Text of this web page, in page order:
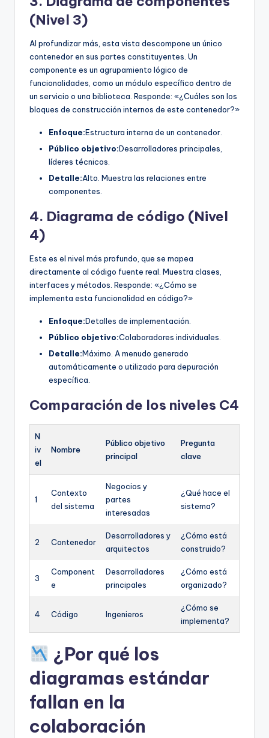
(Nivel 3)
Al profundizar más, esta vista descompone un único
contenedor en sus partes constituyentes. Un
componente es un agrupamiento lógico de
funcionalidades, como un módulo específico dentro de
un servicio o una biblioteca. Responde: «¿Cuáles son los
bloques de construcción internos de este contenedor?»
Enfoque:Estructura interna de un contenedor.
Público objetivo:Desarrolladores principales,
líderes técnicos.
Detalle:Alto. Muestra las relaciones entre
componentes.
4. Diagrama de código (Nivel
4)
Este es el nivel más profundo, que se mapea
directamente al código fuente real. Muestra clases,
interfaces y métodos. Responde: «¿Cómo se
implementa esta funcionalidad en código?»
Enfoque:Detalles de implementación.
Público objetivo:Colaboradores individuales.
Detalle:Máximo. A menudo generado
automáticamente o utilizado para depuración
específica.
Comparación de los niveles C4
N
iv
el
Nombre
Público objetivo
principal
Pregunta
clave
1
Contexto
del sistema
Negocios y
partes
interesadas
¿Qué hace el
sistema?
2 Contenedor
Desarrolladores y
arquitectos
¿Cómo está
construido?
3
Component
e
Desarrolladores
principales
¿Cómo está
organizado?
4 Código Ingenieros
¿Cómo se
implementa?
¿Por qué los
diagramas estándar
fallan en la
colaboración